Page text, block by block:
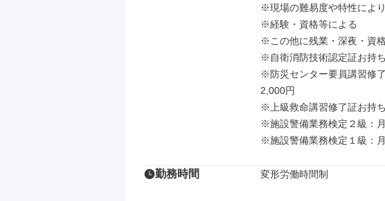
※現場の難易度や特性によ
※経験・資格等による
※この他に残業・深夜・資
※自衛消防技術認定証お持
※防災センター要員講習修
2,000円
※上級救命講習修了証お持
※施設警備業務検定２級：
※施設警備業務検定１級：
勤務時間 変形労働時間制